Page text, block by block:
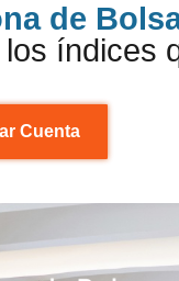
de
índices
Cuenta